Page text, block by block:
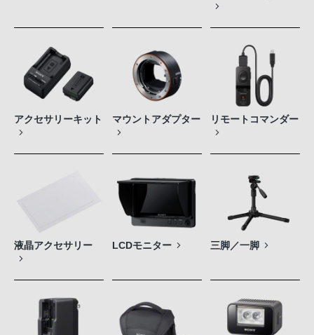
アクセサリーキット マウントアダプター リモートコマンダー
液晶アクセサリー LCDモニター 三脚／一脚